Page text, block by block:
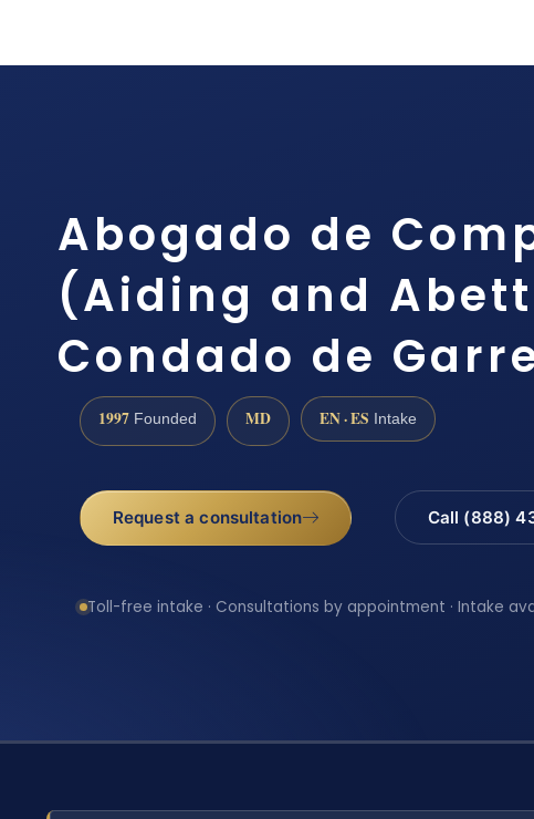
Abogado de
(Aiding and
Condado de
1997 Founded MD EN · ES Intake
Request a consultation Call (888)
Toll-free intake · Consultations by appointment · Intake